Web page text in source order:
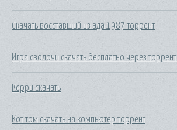
Скачать восставший из ада 1987 торрент
Игра сволочи скачать бесплатно через торрент
Керри скачать
Кот том скачать на компьютер торрент